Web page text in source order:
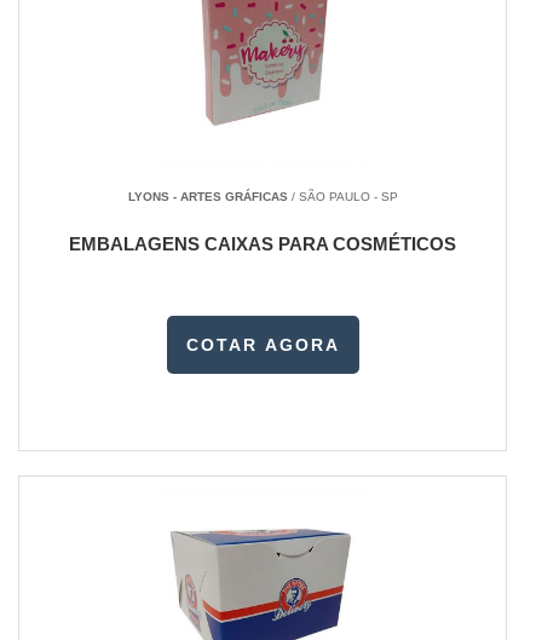
LYONS - ARTES GRÁFICAS/ SÃO PAULO - SP
EMBALAGENS CAIXAS PARA COSMÉTICOS
COTAR AGORA